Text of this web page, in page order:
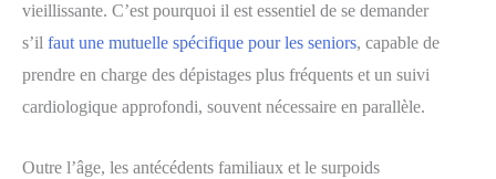
vieillissante. C’est pourquoi il est essentiel de se demander
s’il faut une mutuelle spécifique pour les seniors, capable de
prendre en charge des dépistages plus fréquents et un suivi
cardiologique approfondi, souvent nécessaire en parallèle.
Outre l’âge, les antécédents familiaux et le surpoids